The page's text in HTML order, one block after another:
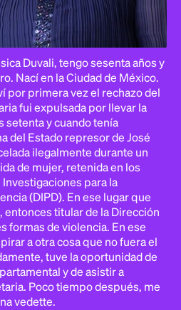
Duvali, tengo sesenta años y
Nací en la Ciudad de México.
por primera vez el rechazo del
fui expulsada por llevar la
setenta y cuando tenía
del Estado represor de José
ilegalmente durante un
de mujer, retenida en los
para la
(DIPD). En ese lugar que
entonces titular de la Dirección
formas de violencia. En ese
a otra cosa que no fuera el
tuve la oportunidad de
y de asistir a
Poco tiempo después, me
vedette.